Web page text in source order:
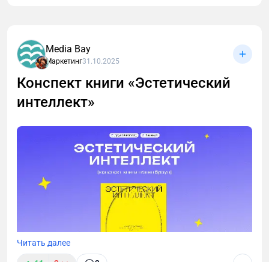
Media Bay
Маркетинг31.10.2025
Конспект книги «Эстетический
интеллект»
У многих из нас избранное в телеграмме и заметки
Читать далее